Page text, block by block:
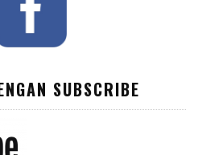
SUBSCRIBE